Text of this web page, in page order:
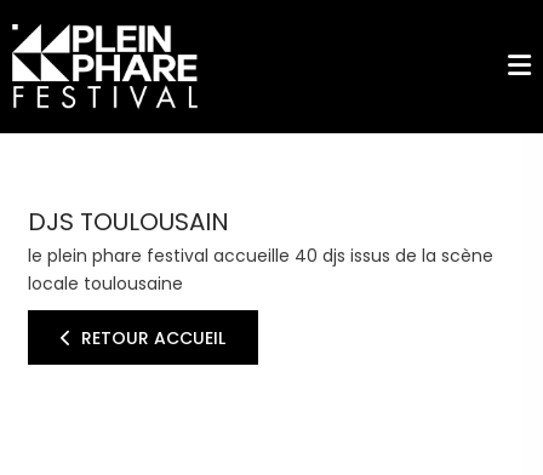
DJS TOULOUSAIN
le plein phare festival accueille 40 djs issus de la scène
locale toulousaine
RETOUR ACCUEIL